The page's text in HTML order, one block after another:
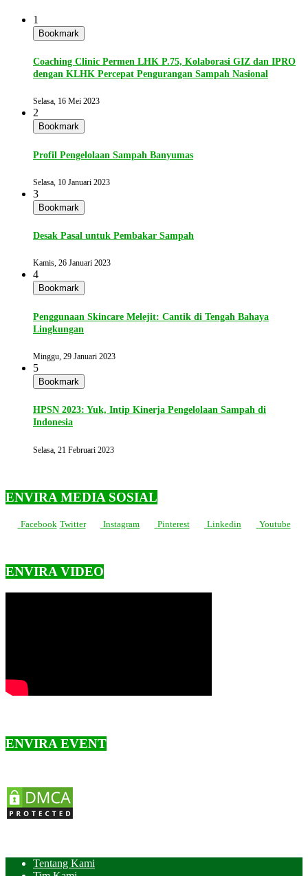
1
Bookmark
Coaching Clinic Permen LHK P.75, Kolaborasi GIZ dan IPRO
dengan KLHK Percepat Pengurangan Sampah Nasional
Selasa, 16 Mei 2023
2
Bookmark
Profil Pengelolaan Sampah Banyumas
Selasa, 10 Januari 2023
3
Bookmark
Desak Pasal untuk Pembakar Sampah
Kamis, 26 Januari 2023
4
Bookmark
Penggunaan Skincare Melejit: Cantik di Tengah Bahaya
Lingkungan
Minggu, 29 Januari 2023
5
Bookmark
HPSN 2023: Yuk, Intip Kinerja Pengelolaan Sampah di
Indonesia
Selasa, 21 Februari 2023
ENVIRA MEDIA SOSIAL
Facebook Twitter Instagram Pinterest Linkedin Youtube
ENVIRA VIDEO
ENVIRA EVENT
Tentang Kami